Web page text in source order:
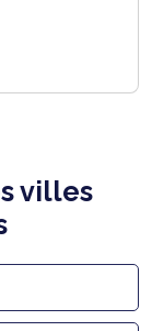
villes